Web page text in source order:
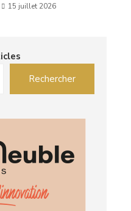
15 juillet 2026
Rechercher